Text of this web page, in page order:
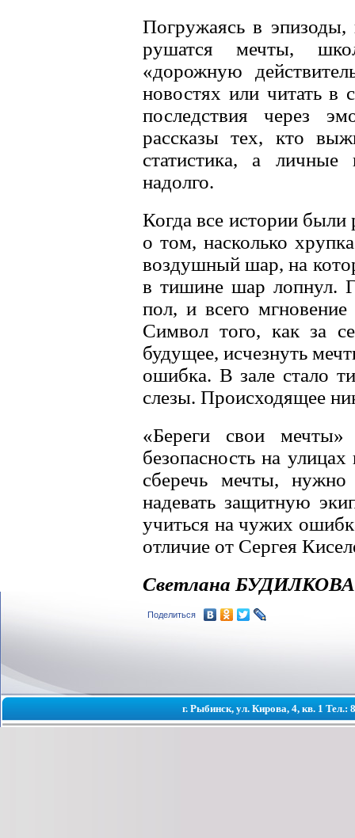
Погружаясь в
рушатся мечты,
«дорожную
новостях или читать в
последствия через
рассказы тех, кто
статистика, а личные
надолго.
Когда все истории были
о том, насколько
воздушный шар, на
в тишине шар лопнул.
пол, и всего
Символ того, как за
будущее, исчезнуть
ошибка. В зале стало
слезы. Происходящее
«Береги свои
безопасность на
сберечь мечты,
надевать защитную
учиться на чужих
отличие от Сергея
Светлана БУДИЛКОВА
Поделиться
г. Рыбинск, ул. Кирова, 4, кв. 1 Тел.: